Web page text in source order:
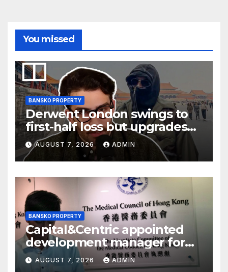
You missed
BANSKO PROPERTY
Derwent London swings to
first-half loss but upgrades
earnings guidance
AUGUST 7, 2026 ADMIN
BANSKO PROPERTY
Capital&Centric appointed
development manager for
Ipswich regen scheme
AUGUST 7, 2026 ADMIN